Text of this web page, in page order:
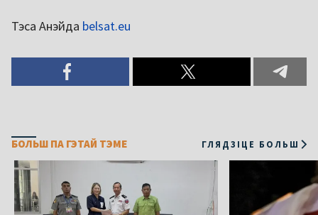
Тэса Анэйда belsat.eu
БОЛЬШ ПА ГЭТАЙ ТЭМЕ ГЛЯДЗІЦЕ БОЛЬШ